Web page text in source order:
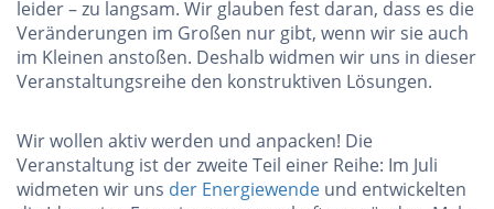
leider – zu langsam. Wir glauben fest daran, dass es die
Veränderungen im Großen nur gibt, wenn wir sie auch
im Kleinen anstoßen. Deshalb widmen wir uns in dieser
Veranstaltungsreihe den konstruktiven Lösungen.
Wir wollen aktiv werden und anpacken! Die
Veranstaltung ist der zweite Teil einer Reihe: Im Juli
widmeten wir uns der Energiewende und entwickelten